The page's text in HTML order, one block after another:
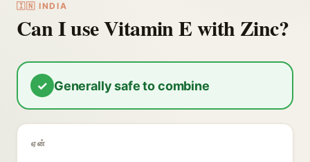
🇮🇳 INDIA
Can I use Vitamin E with Zinc?
✓ Generally safe to combine
ஏன்